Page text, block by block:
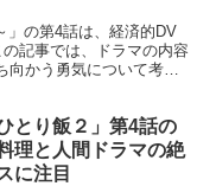
」の第4話は、経済的DV
記事では、ドラマの内容
向かう勇気について考え
とり飯２」第4話の
理と人間ドラマの絶
に注目